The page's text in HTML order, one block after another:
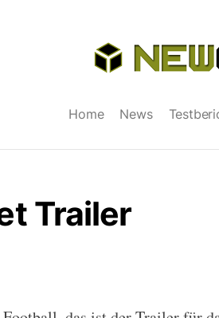
Home News
Trailer